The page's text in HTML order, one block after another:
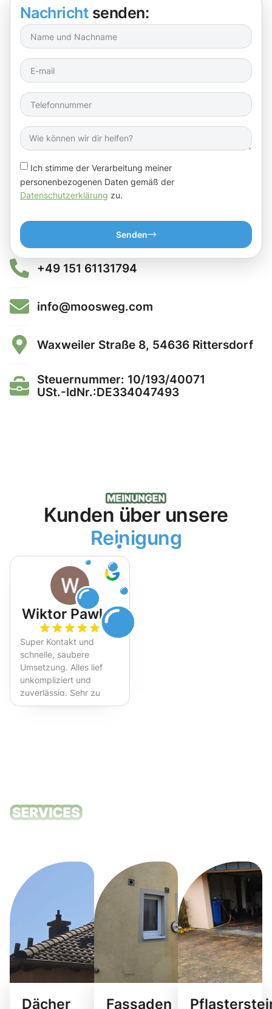
Nachricht senden:
Ich stimme der Verarbeitung meiner
personenbezogenen Daten gemäß der
Datenschutzerklärung zu.
Senden
+49 151 61131794
info@moosweg.com
Waxweiler Straße 8, 54636 Rittersdorf
Steuernummer: 10/193/40071
USt.-IdNr.:DE334047493
Kunden über unsere
Reinigung
Wiktor Pawlak
Super Kontakt und
schnelle, saubere
Umsetzung. Alles lief
unkompliziert und
zuverlässig. Sehr zu
empfehlen!
Dächer Fassaden